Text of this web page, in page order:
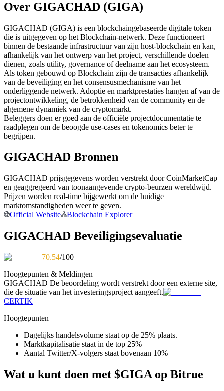
Kopiëren Handel
Sluit je aan bij top traders
Word een Copy Trader
Geniet van winstdeling en copy trading commissies
Informatie
Big data-analyse inclusief handelsinformatie, enz.
Over GIGACHAD (GIGA)
GIGACHAD (GIGA) is een blockchaingebaseerde digitale token
die is uitgegeven op het Blockchain-netwerk. Deze functioneert
binnen de bestaande infrastructuur van zijn host-blockchain en kan,
afhankelijk van het ontwerp van het project, verschillende doelen
dienen, zoals utility, governance of deelname aan het ecosysteem.
Als token gebouwd op Blockchain zijn de transacties afhankelijk
van de beveiliging en het consensusmechanisme van het
onderliggende netwerk. Adoptie en marktprestaties hangen af van de
projectontwikkeling, de betrokkenheid van de community en de
algemene dynamiek van de cryptomarkt.
Beleggers doen er goed aan de officiële projectdocumentatie te
raadplegen om de beoogde use-cases en tokenomics beter te
begrijpen.
GIGACHAD Bronnen
GIGACHAD prijsgegevens worden verstrekt door CoinMarketCap
en geaggregeerd van toonaangevende crypto-beurzen wereldwijd.
Prijzen worden real-time bijgewerkt om de huidige
marktomstandigheden weer te geven.
Official Website
Blockchain Explorer
GIGACHAD Beveiligingsevaluatie
70.54/100
Hoogtepunten & Meldingen
GIGACHAD De beoordeling wordt verstrekt door een externe site,
die de situatie van het investeringsproject aangeeft.
CERTIK
Hoogtepunten
Dagelijks handelsvolume staat op de 25% plaats.
Marktkapitalisatie staat in de top 25%
Aantal Twitter/X-volgers staat bovenaan 10%
Wat u kunt doen met $GIGA op Bitrue